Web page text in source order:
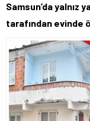
55,0063
Samsun’da yalnız
tarafından evinde